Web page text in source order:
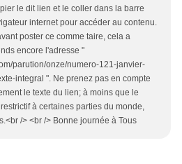
le dit lien et le coller dans la barre
internet pour accéder au contenu.
poster ce comme taire, cela a
encore l'adresse "
parution/onze/numero-121-janvier-
integral ". Ne prenez pas en compte
le texte du lien; à moins que le
à certaines parties du monde,
/> <br /> Bonne journée à Tous